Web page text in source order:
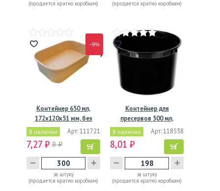
(продается кратно коробкам)
(продается кратно коробкам)
−9%
Контейнер 650 мл,
172х120х51 мм, без
окна,…
В наличии Арт: 111721
7,27 ₽ 8 ₽
за штуку
(продается кратно коробкам)
Контейнер для
пресервов 500 мл,
d112хh75 мм,…
В наличии Арт: 118538
8,01 ₽
за штуку
(продается кратно коробкам)